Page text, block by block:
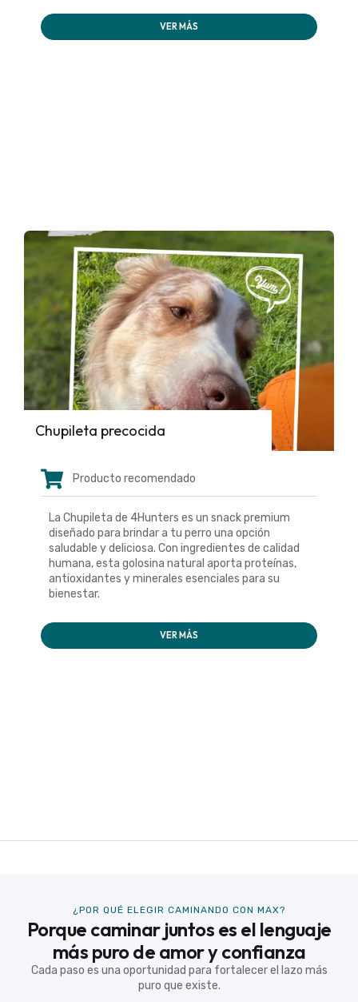
VER MÁS
Chupileta precocida
Producto recomendado
La Chupileta de 4Hunters es un snack premium
diseñado para brindar a tu perro una opción
saludable y deliciosa. Con ingredientes de calidad
humana, esta golosina natural aporta proteínas,
antioxidantes y minerales esenciales para su
bienestar.
VER MÁS
¿POR QUÉ ELEGIR CAMINANDO CON MAX?
Porque caminar juntos es el lenguaje
más puro de amor y confianza
Cada paso es una oportunidad para fortalecer el lazo más
puro que existe.